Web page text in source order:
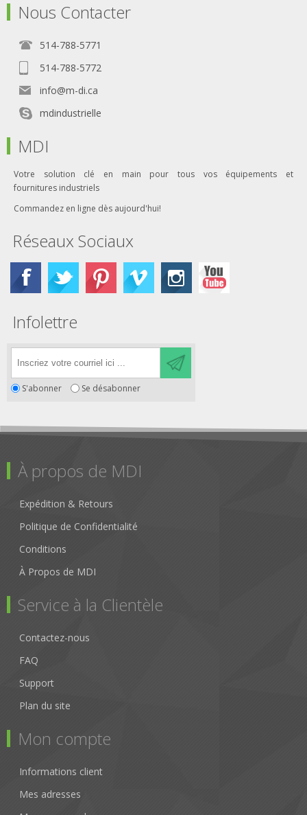
Nous Contacter
514-788-5771
514-788-5772
info@m-di.ca
mdindustrielle
MDI
Votre solution clé en main pour tous vos équipements et
fournitures industriels
Commandez en ligne dès aujourd'hui!
Réseaux Sociaux
Infolettre
S'abonner Se désabonner
À propos de MDI
Expédition & Retours
Politique de Confidentialité
Conditions
À Propos de MDI
Service à la Clientèle
Contactez-nous
FAQ
Support
Plan du site
Mon compte
Informations client
Mes adresses